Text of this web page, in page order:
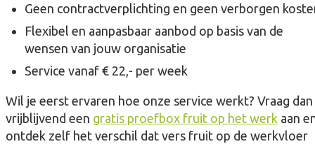
Geen contractverplichting en geen verborgen
Flexibel en aanpasbaar aanbod op basis van de
wensen van jouw organisatie
Service vanaf € 22,- per week
Wil je eerst ervaren hoe onze service werkt? Vraag dan
vrijblijvend een gratis proefbox fruit op het werk aan
ontdek zelf het verschil dat vers fruit op de werkvloer